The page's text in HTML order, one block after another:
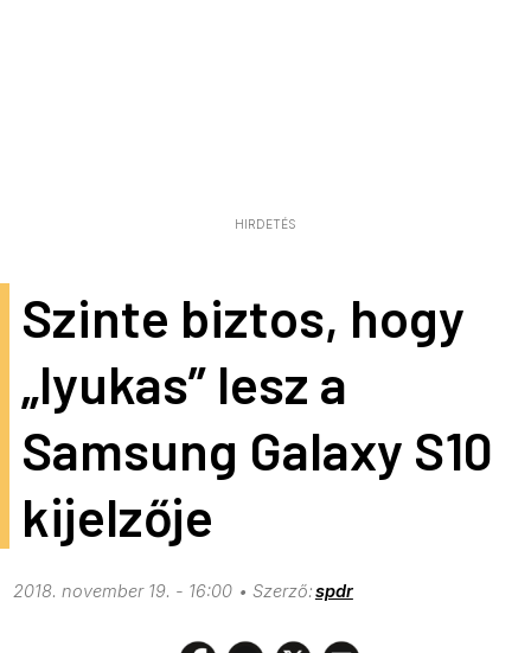
HIRDETÉS
Szinte biztos, hogy
„lyukas” lesz a
Samsung Galaxy S10
kijelzője
2018. november 19. - 16:00 spdr